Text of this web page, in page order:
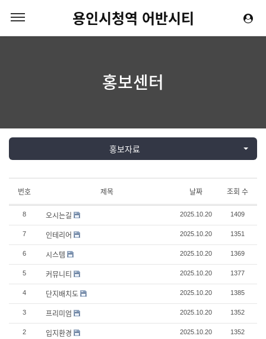
용인시청역 어반시티
홍보센터
홍보자료
번호 제목 날짜 조회 수
8 오시는길 2025.10.20 1409
7 인테리어 2025.10.20 1351
6 시스템 2025.10.20 1369
5 커뮤니티 2025.10.20 1377
4 단지배치도 2025.10.20 1385
3 프리미엄 2025.10.20 1352
2 입지환경 2025.10.20 1352